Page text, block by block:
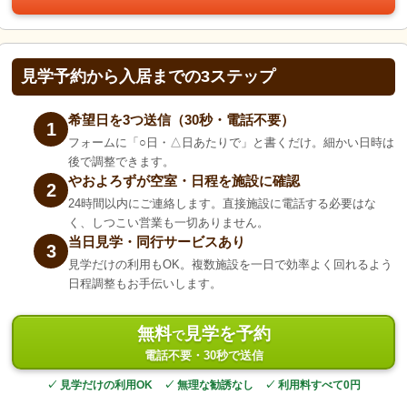
見学予約から入居までの3ステップ
1 希望日を3つ送信（30秒・電話不要）
フォームに「○日・△日あたりで」と書くだけ。細かい日時は
後で調整できます。
2 やおよろずが空室・日程を施設に確認
24時間以内にご連絡します。直接施設に電話する必要はな
く、しつこい営業も一切ありません。
3 当日見学・同行サービスあり
見学だけの利用もOK。複数施設を一日で効率よく回れるよう
日程調整もお手伝いします。
無料で見学を予約
電話不要・30秒で送信
✓ 見学だけの利用OK ✓ 無理な勧誘なし ✓ 利用料すべて0円